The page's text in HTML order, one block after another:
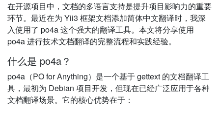
在开源项目中，文档的多语言支持是提升项目影响力的重要
环节。最近在为 Yii3 框架文档添加简体中文翻译时，我深
入使用了 po4a 这个强大的翻译工具。本文将分享使用
po4a 进行技术文档翻译的完整流程和实践经验。
什么是 po4a？
po4a（PO for Anything）是一个基于 gettext 的文档翻译工
具，最初为 Debian 项目开发，但现在已经广泛应用于各种
文档翻译场景。它的核心优势在于：